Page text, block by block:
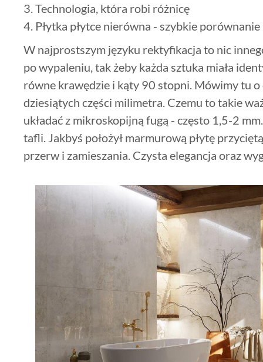
Technologia, która robi różnicę
Płytka płytce nierówna - szybkie porównanie
W najprostszym języku rektyfikacja to nic
po wypaleniu, tak żeby każda sztuka miała
równe krawędzie i kąty 90 stopni. Mówimy tu o
dziesiątych części milimetra. Czemu to takie
układać z mikroskopijną fugą - często 1,5-2
tafli. Jakbyś położył marmurową płytę
przerw i zamieszania. Czysta elegancja oraz